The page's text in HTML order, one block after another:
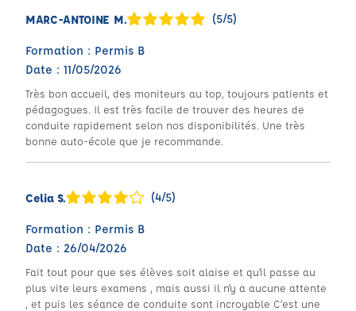
MARC-ANTOINE M. (5/5)
Formation : Permis B
Date : 11/05/2026
Très bon accueil, des moniteurs au top, toujours patients et
pédagogues. Il est très facile de trouver des heures de
conduite rapidement selon nos disponibilités. Une très
bonne auto-école que je recommande.
Celia S. (4/5)
Formation : Permis B
Date : 26/04/2026
Fait tout pour que ses élèves soit alaise et qu’il passe au
plus vite leurs examens , mais aussi il n’y a aucune attente
, et puis les séance de conduite sont incroyable C’est une